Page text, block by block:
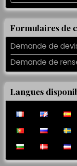
Formulaires de
Demande de
Demande de
Langues